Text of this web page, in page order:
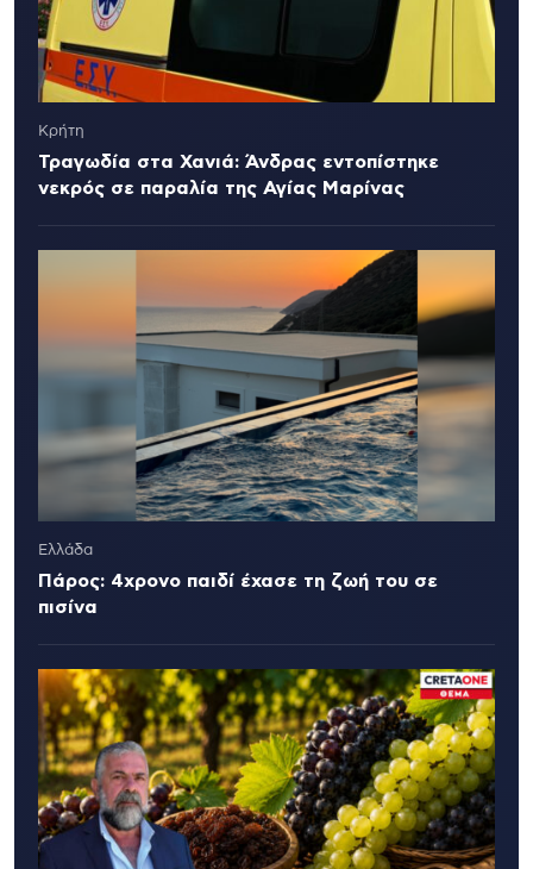
Κρήτη
Τραγωδία στα Χανιά: Άνδρας εντοπίστηκε
νεκρός σε παραλία της Αγίας Μαρίνας
Ελλάδα
Πάρος: 4χρονο παιδί έχασε τη ζωή του σε
πισίνα